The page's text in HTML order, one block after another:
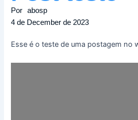
Por
abosp
4 de December de 2023
Esse é o teste de uma postagem no